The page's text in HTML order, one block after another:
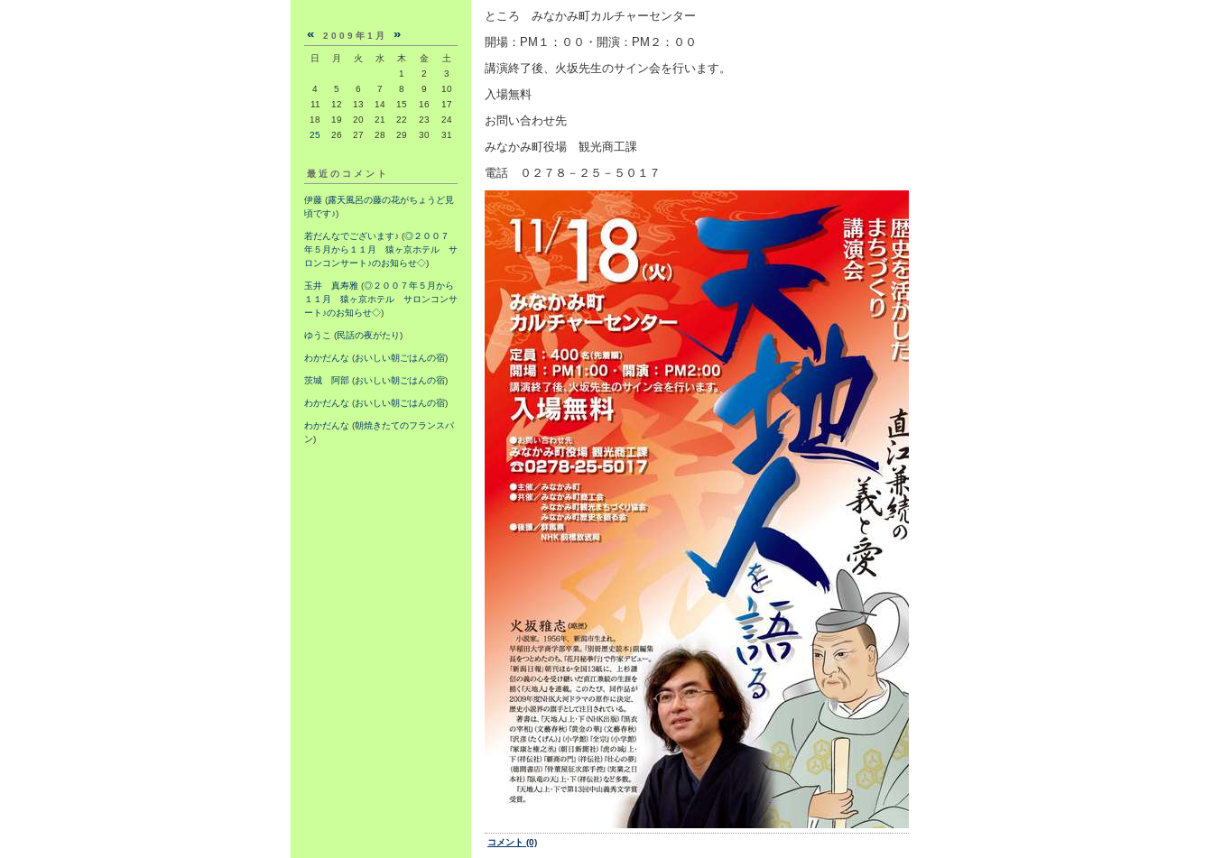
« 2009年1月 »
日 月 火 水 木 金
土
1
2
3
4
5 6 7 8 9
10
11
12 13 14 15 16
17
18
19 20 21 22 23
24
25
26 27 28 29 30 31
最近のコメント
伊藤 (露天風呂の藤の花がちょうど見
頃です♪)
若だんなでございます♪ (◎２００７
年５月から１１月 猿ヶ京ホテル サ
ロンコンサート♪のお知らせ◇)
玉井 真寿雅 (◎２００７年５月から
１１月 猿ヶ京ホテル サロンコンサ
ート♪のお知らせ◇)
ゆうこ (民話の夜がたり)
わかだんな (おいしい朝ごはんの宿)
茨城 阿部 (おいしい朝ごはんの宿)
わかだんな (おいしい朝ごはんの宿)
わかだんな (朝焼きたてのフランスパ
ン)
ところ みなかみ町カルチャーセンター
開場：PM１：００・開演：PM２：００
講演終了後、火坂先生のサイン会を行います。
入場無料
お問い合わせ先
みなかみ町役場 観光商工課
電話 ０２７８－２５－５０１７
コメント (0)